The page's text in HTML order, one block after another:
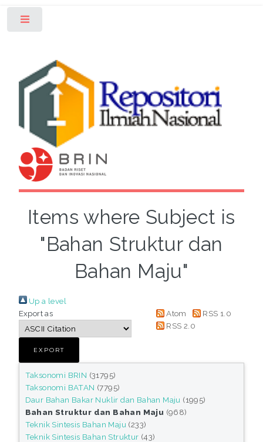
Items where Subject is
"Bahan Struktur dan
Bahan Maju"
Up a level
Export as
Atom
RSS 1.0
RSS 2.0
Taksonomi BRIN (31795)
Taksonomi BATAN (7795)
Daur Bahan Bakar Nuklir dan Bahan Maju (1995)
Bahan Struktur dan Bahan Maju (968)
Teknik Sintesis Bahan Maju (233)
Teknik Sintesis Bahan Struktur (43)